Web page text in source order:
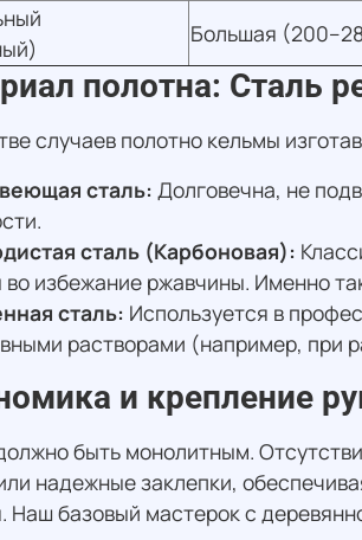
Большая
полотна: Сталь
случаев полотно кельмы
сталь: Долговечна, не
сталь (Карбоновая):
во избежание ржавчины. Именно
сталь: Используется в
растворами (например, при
и крепление
быть монолитным.
надежные заклепки,
Наш базовый мастерок с